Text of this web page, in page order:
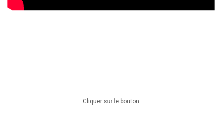
Cliquer sur le bouton